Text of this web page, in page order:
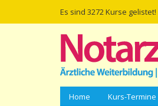
Es sind 3272 Kurse gelistet!
Home Kurs-Termine